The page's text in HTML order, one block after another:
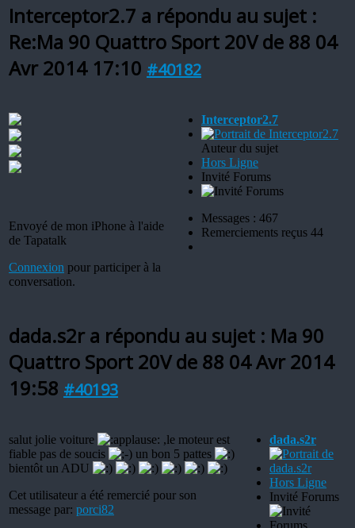
Interceptor2.7 a répondu au sujet :
Re:Ma 90 Quattro Sport 20V de 88 04
Avr 2014 17:10 #40182
Envoyé de mon iPhone à l'aide
de Tapatalk
Connexion pour participer à la
conversation.
Interceptor2.7
Auteur du sujet
Hors Ligne
Invité Forums
Messages : 467
Remerciements reçus 44
dada.s2r a répondu au sujet : Ma 90
Quattro Sport 20V de 88 04 Avr 2014
19:58 #40193
salut jolie voiture
,le moteur est
fiable pas de soucis
un bon 5 pattes
bientôt un ADU
Cet utilisateur a été remercié pour son
message par: porci82
dada.s2r
Hors Ligne
Invité Forums